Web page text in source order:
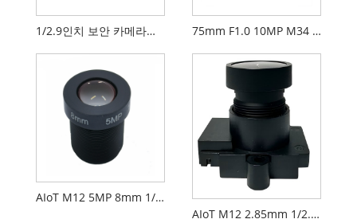
1/2.9인치 보안 카메라용 6mm F2.2 M7 마운트 CCTV 렌즈 75mm F1.0 10MP M34 17um 렌즈 장파 적외선 열 화상 렌즈
AIoT M12 5MP 8mm 1/2.7" F2.0 FPV 카메라 렌즈
AIoT M12 2.85mm 1/2.9" F2.3 FPV 카메라 렌즈 PL071